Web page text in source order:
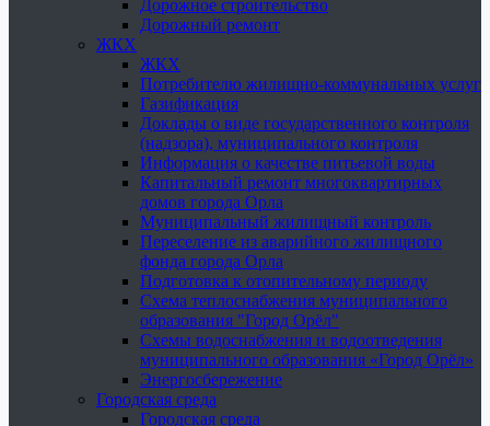
Дорожное строительство
Дорожный ремонт
ЖКХ
ЖКХ
Потребителю жилищно-коммунальных услуг
Газификация
Доклады о виде государственного контроля
(надзора), муниципального контроля
Информация о качестве питьевой воды
Капитальный ремонт многоквартирных
домов города Орла
Муниципальный жилищный контроль
Переселение из аварийного жилищного
фонда города Орла
Подготовка к отопительному периоду
Схема теплоснабжения муниципального
образования "Город Орёл"
Схемы водоснабжения и водоотведения
муниципального образования «Город Орёл»
Энергосбережение
Городская среда
Городская среда